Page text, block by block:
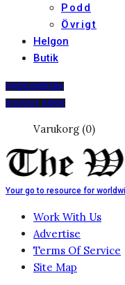
Podd
Övrigt
Helgon
Butik
PRENUMERERA
DIGITALT ARKIV
Varukorg (0)
Your go to resource for
Work With Us
Advertise
Terms Of Service
Site Map